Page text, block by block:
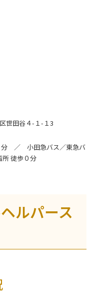
世田谷４-１-１3
分 ／ 小田急バス／東急バ
所 徒歩０分
ルパース